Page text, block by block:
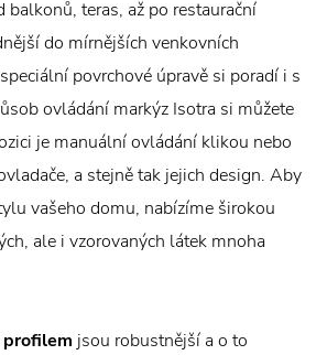
balkonů, teras, až po restaurační
do mírnějších venkovních
povrchové úpravě si poradí i s
ovládání markýz Isotra si můžete
je manuální ovládání klikou nebo
a stejně tak jejich design. Aby
vašeho domu, nabízíme širokou
ale i vzorovaných látek mnoha
profilem jsou robustnější a o to